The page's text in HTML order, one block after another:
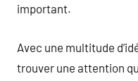
important.
Avec une multitude
trouver une attention